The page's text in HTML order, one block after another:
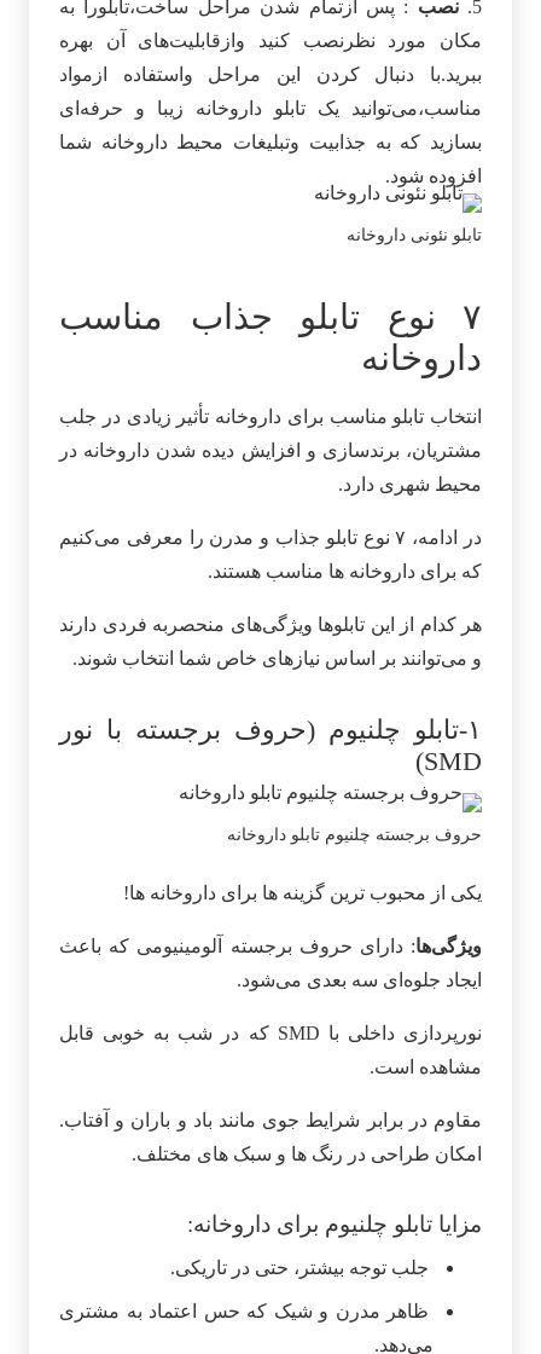
5.
نصب : پس ازتمام شدن مراحل ساخت،تابلورا به
مکان مورد نظرنصب کنید وازقابلیت‌های آن بهره
ببرید.با دنبال کردن این مراحل واستفاده ازمواد
مناسب،می‌توانید یک تابلو داروخانه زیبا و حرفه‌ای
بسازید که به جذابیت وتبلیغات محیط داروخانه شما
افزوده شود.
تابلو نئونی داروخانه
۷ نوع تابلو جذاب مناسب
داروخانه
انتخاب تابلو مناسب برای داروخانه تأثیر زیادی در جلب
مشتریان، برندسازی و افزایش دیده‌ شدن داروخانه در
محیط شهری دارد.
در ادامه، ۷ نوع تابلو جذاب و مدرن را معرفی می‌کنیم
که برای داروخانه‌ ها مناسب هستند.
هر کدام از این تابلوها ویژگی‌های منحصربه‌ فردی دارند
و می‌توانند بر اساس نیازهای خاص شما انتخاب شوند.
۱-تابلو چلنیوم (حروف برجسته با نور
SMD)
حروف برجسته چلنیوم تابلو داروخانه
یکی از محبوب‌ ترین گزینه‌ ها برای داروخانه‌ ها!
ویژگی‌ها: دارای حروف برجسته آلومینیومی که باعث
ایجاد جلوه‌ای سه‌ بعدی می‌شود.
نورپردازی داخلی با SMD که در شب به‌ خوبی قابل
مشاهده است.
مقاوم در برابر شرایط جوی مانند باد و باران و آفتاب.
امکان طراحی در رنگ‌ ها و سبک‌ های مختلف.
مزایا تابلو چلنیوم برای داروخانه:
جلب توجه بیشتر، حتی در تاریکی.
ظاهر مدرن و شیک که حس اعتماد به مشتری
می‌دهد.